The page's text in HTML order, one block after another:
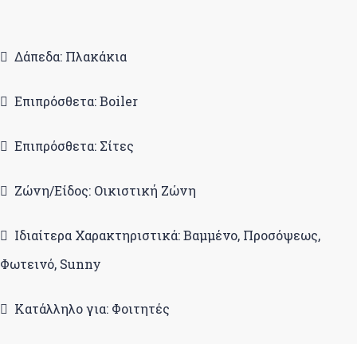
Δάπεδα: Πλακάκια
Επιπρόσθετα: Boiler
Επιπρόσθετα: Σίτες
Ζώνη/Είδος: Οικιστική Ζώνη
Ιδιαίτερα Χαρακτηριστικά: Βαμμένο, Προσόψεως,
Φωτεινό, Sunny
Κατάλληλο για: Φοιτητές